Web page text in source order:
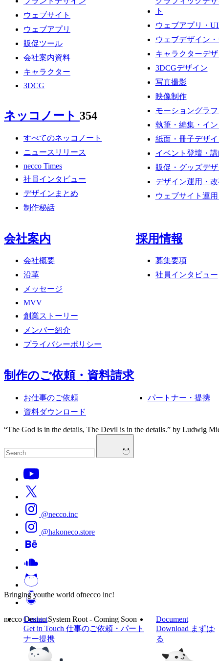
ウェブサイト
ウェブアプリ
販促ツール
会社案内資料
キャラクター
3DCG
ネッコノート 354
すべてのネッコノート
ニュースリリース
necco Times
社員インタビュー
デザインまとめ
制作秘話
ト
ウェブアプリ・
ウェブデザイン
キャラクターデ
3DCGデザイン
写真撮影
映像制作
モーショングラ
執筆・編集・イ
紙面・冊子デザ
イベント登壇・
販促・グッズデ
デザイン運用・
ウェブサイト運
会社案内
会社概要
沿革
メッセージ
MVV
創業ストーリー
メンバー紹介
プライバシーポリシー
採用情報
募集要項
社員インタビュー
制作のご依頼・資料請求
お仕事のご依頼
パートナー・提携
資料ダウンロード
is in t he deta ils Th e Devil is in the deta ils ” by Ludwig Mies van der
@necco.inc
@hakoneco.store
necco Design System Root - Coming Soon
Bringing youthe world ofnecco inc!
Contact
Get in Touch 仕事のご依頼・パート
ナー提携
Document
Download まずは
る